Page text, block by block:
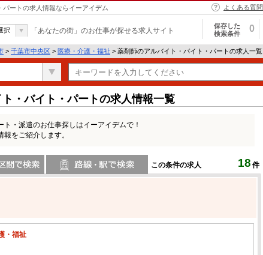
ートの求人情報ならイーアイデム よくある質問
択 「あなたの街」のお仕事が探せる求人サイト
保存した
検索条件
0
> 千葉市中央区 > 医療・介護・福祉 > 薬剤師のアルバイト・バイト・パートの求人一覧
・バイト・パートの求人情報一覧
・派遣のお仕事探しはイーアイデムで！
をご紹介します。
この条件の求人 18 件
・福祉